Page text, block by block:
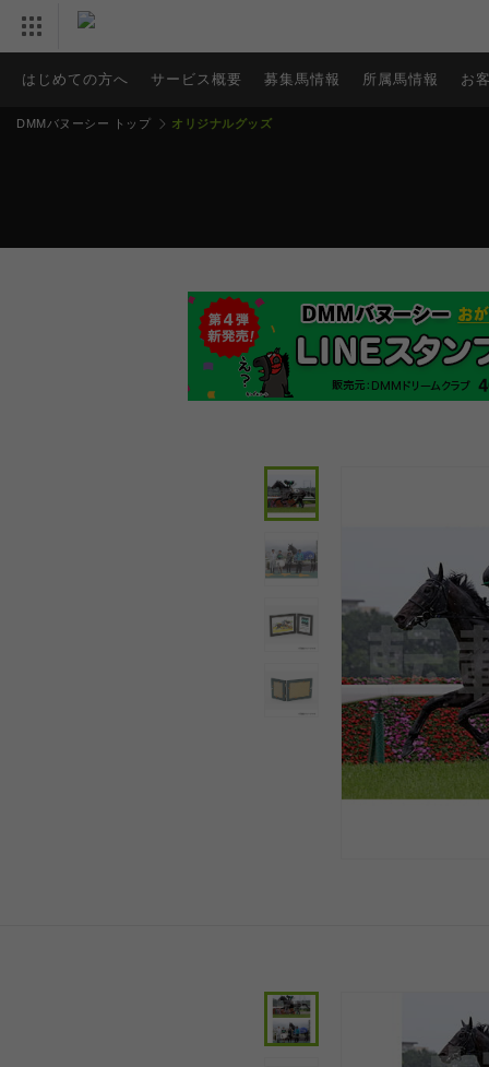
はじめての方へ サービス概要 募集馬情報 所属馬情報 お
DMMバヌーシー トップ オリジナルグッズ